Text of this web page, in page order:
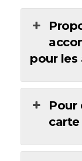
pour les
Pour